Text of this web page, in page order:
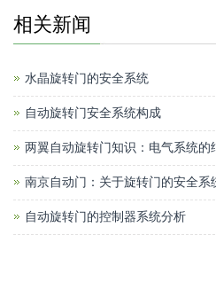
相关新闻
水晶旋转门的安全系统
自动旋转门安全系统构成
两翼自动旋转门知识：电气系统的
南京自动门：关于旋转门的安全系
自动旋转门的​控制器系统分析